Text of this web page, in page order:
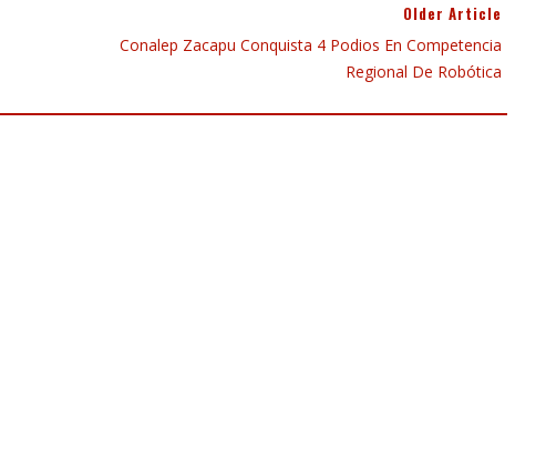
Older Article
Conalep Zacapu Conquista 4 Podios En Competencia
Regional De Robótica